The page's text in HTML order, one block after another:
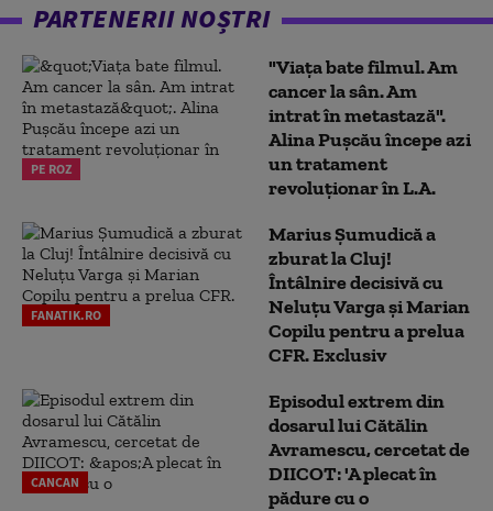
PARTENERII NOȘTRI
PE ROZ
"Viața bate filmul. Am
cancer la sân. Am
intrat în metastază".
Alina Pușcău începe azi
un tratament
revoluționar în L.A.
FANATIK.RO
Marius Şumudică a
zburat la Cluj!
Întâlnire decisivă cu
Neluţu Varga şi Marian
Copilu pentru a prelua
CFR. Exclusiv
CANCAN
Episodul extrem din
dosarul lui Cătălin
Avramescu, cercetat de
DIICOT: 'A plecat în
pădure cu o